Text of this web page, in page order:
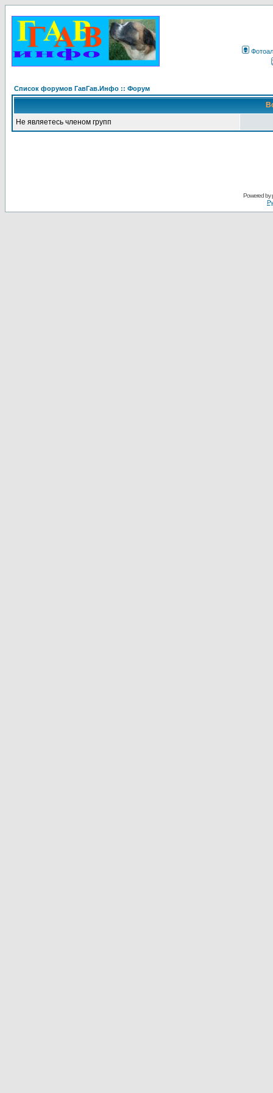
Список форумов ГавГав.Инфо :: Форум
Не являетесь членом групп
Powered by